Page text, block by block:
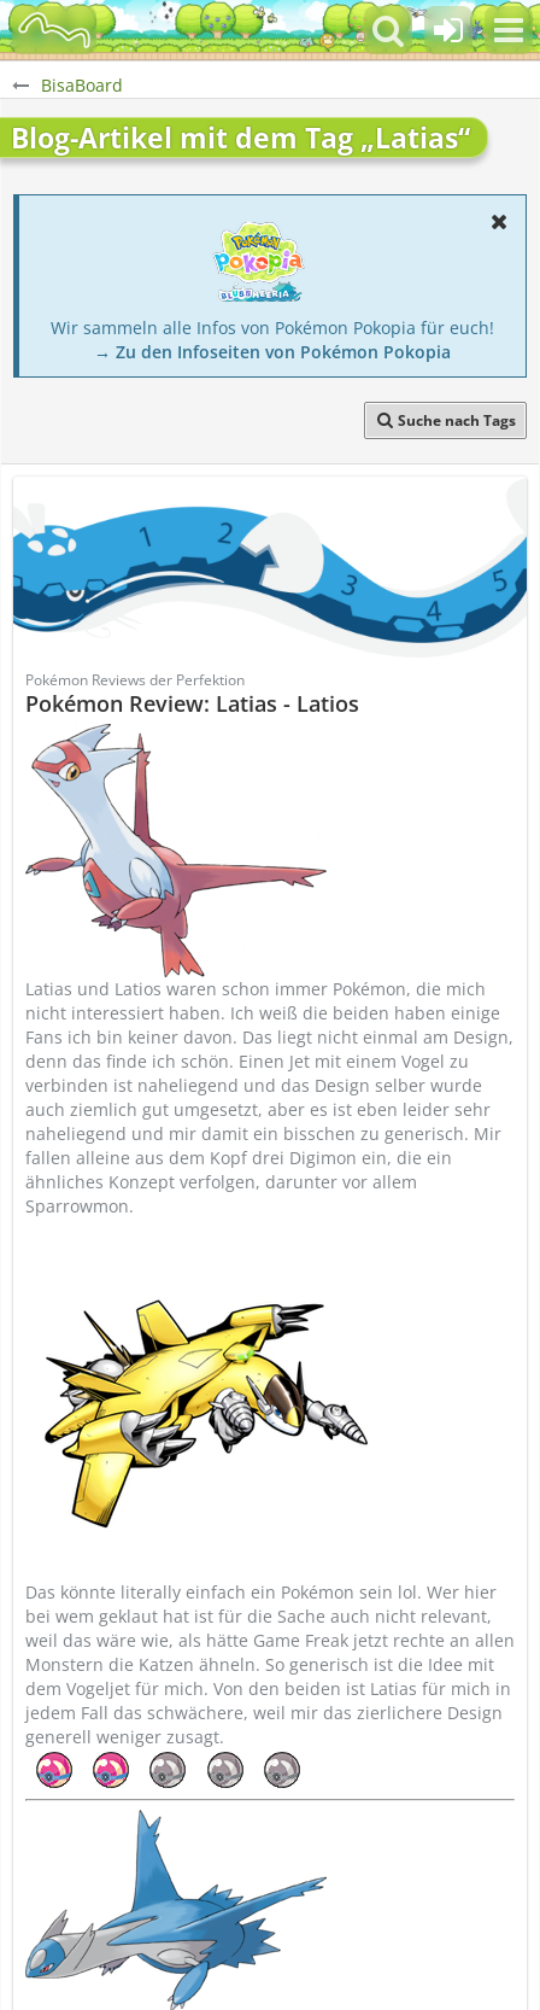
BisaBoard
Blog-Artikel mit dem Tag „Latias“
Wir sammeln alle Infos von Pokémon Pokopia für euch!
→ Zu den Infoseiten von Pokémon Pokopia
Suche nach Tags
Pokémon Reviews der Perfektion
Pokémon Review: Latias - Latios
Latias und Latios waren schon immer Pokémon, die mich
nicht interessiert haben. Ich weiß die beiden haben einige
Fans ich bin keiner davon. Das liegt nicht einmal am Design,
denn das finde ich schön. Einen Jet mit einem Vogel zu
verbinden ist naheliegend und das Design selber wurde
auch ziemlich gut umgesetzt, aber es ist eben leider sehr
naheliegend und mir damit ein bisschen zu generisch. Mir
fallen alleine aus dem Kopf drei Digimon ein, die ein
ähnliches Konzept verfolgen, darunter vor allem
Sparrowmon.
Das könnte literally einfach ein Pokémon sein lol. Wer hier
bei wem geklaut hat ist für die Sache auch nicht relevant,
weil das wäre wie, als hätte Game Freak jetzt rechte an allen
Monstern die Katzen ähneln. So generisch ist die Idee mit
dem Vogeljet für mich. Von den beiden ist Latias für mich in
jedem Fall das schwächere, weil mir das zierlichere Design
generell weniger zusagt.